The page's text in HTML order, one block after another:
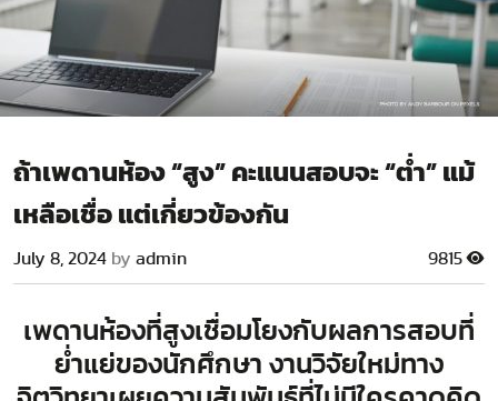
ถ้าเพดานห้อง “สูง” คะแนนสอบจะ “ต่ำ” แม้
เหลือเชื่อ แต่เกี่ยวข้องกัน
July 8, 2024 by admin 9815
เพดานห้องที่สูงเชื่อมโยงกับผลการสอบที่
ย่ำแย่ของนักศึกษา งานวิจัยใหม่ทาง